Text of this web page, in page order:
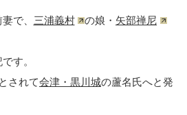
で、 三浦義村 の娘・ 矢部禅尼
す。
されて会津・黒川城の蘆名氏へと発